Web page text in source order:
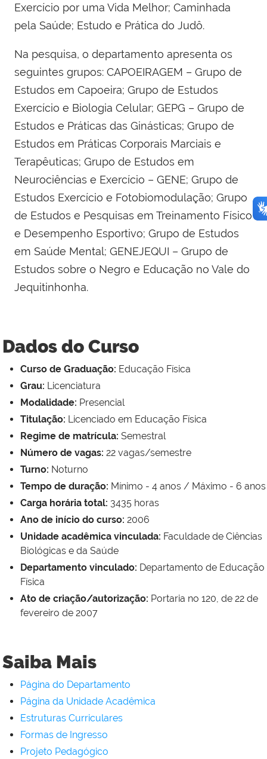
Exercício por uma Vida Melhor; Caminhada
pela Saúde; Estudo e Prática do Judô.
Na pesquisa, o departamento apresenta os
seguintes grupos: CAPOEIRAGEM – Grupo de
Estudos em Capoeira; Grupo de Estudos
Exercício e Biologia Celular; GEPG – Grupo de
Estudos e Práticas das Ginásticas; Grupo de
Estudos em Práticas Corporais Marciais e
Terapêuticas; Grupo de Estudos em
Neurociências e Exercício – GENE; Grupo de
Estudos Exercício e Fotobiomodulação; Grupo
de Estudos e Pesquisas em Treinamento Físico
e Desempenho Esportivo; Grupo de Estudos
em Saúde Mental; GENEJEQUI – Grupo de
Estudos sobre o Negro e Educação no Vale do
Jequitinhonha.
Dados do Curso
Curso de Graduação: Educação Física
Grau: Licenciatura
Modalidade: Presencial
Titulação: Licenciado em Educação Física
Regime de matrícula: Semestral
Número de vagas: 22 vagas/semestre
Turno: Noturno
Tempo de duração: Mínimo - 4 anos / Máximo - 6 anos
Carga horária total: 3435 horas
Ano de início do curso: 2006
Unidade acadêmica vinculada: Faculdade de Ciências
Biológicas e da Saúde
Departamento vinculado: Departamento de Educação
Física
Ato de criação/autorização: Portaria no 120, de 22 de
fevereiro de 2007
Saiba Mais
Página do Departamento
Página da Unidade Acadêmica
Estruturas Curriculares
Formas de Ingresso
Projeto Pedagógico